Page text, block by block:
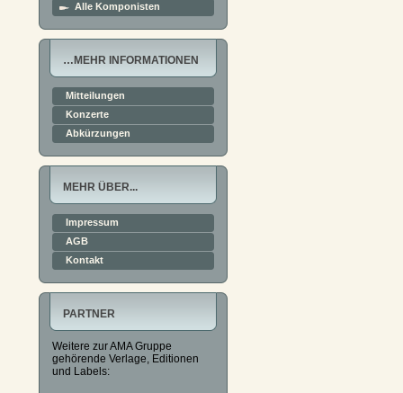
Alle Komponisten
…MEHR INFORMATIONEN
Mitteilungen
Konzerte
Abkürzungen
MEHR ÜBER...
Impressum
AGB
Kontakt
PARTNER
Weitere zur AMA Gruppe
gehörende Verlage, Editionen
und Labels: